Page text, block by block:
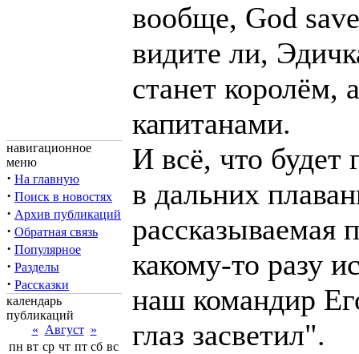
навигационное
меню
· На главную
· Поиск в новостях
· Архив публикаций
· Обратная связь
· Популярное
· Разделы
· Рассказки
календарь
публикаций
« Август »
пн вт ср чт пт сб вс
вообще, God
видите ли,
станет королём,
капитанами.
И всё, что будет
в дальних
рассказываемая
какому-то разу
наш командир
глаз засветил".